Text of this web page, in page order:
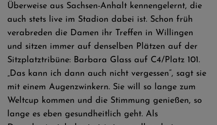
Überweise aus Sachsen-Anhalt kennengelernt, die
auch stets live im Stadion dabei ist. Schon früh
verabreden die Damen ihr Treffen in Willingen
und sitzen immer auf denselben Plätzen auf der
Sitzplatztribüne: Barbara Glass auf C4/Platz 101.
„Das kann ich dann auch nicht vergessen“, sagt sie
mit einem Augenzwinkern. Sie will so lange zum
Weltcup kommen und die Stimmung genießen, so
lange es eben gesundheitlich geht. Als